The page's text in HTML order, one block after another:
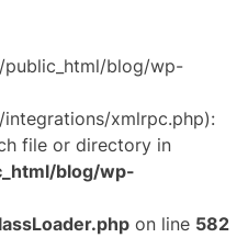
public_html/blog/wp-
xmlrpc.php):
file or directory in
blog/wp-
on line 582